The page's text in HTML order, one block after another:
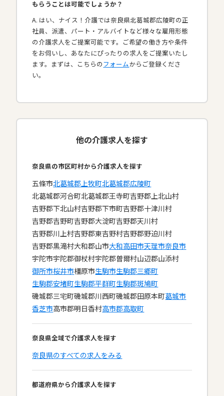
もらうことは可能でしょうか？
A. はい、ナイス！介護では奈良県北葛城郡広陵町の正
社員、派遣、パート・アルバイトなど様々な雇用形態
の介護求人をご提案可能です。ご希望の働き方や条件
をお伺いし、あなたにぴったりの求人をご提案いたし
ます。まずは、こちらのフォームからご登録くださ
い。
他の介護求人を探す
奈良県の市区町村から介護求人を探す
五條市北葛城郡上牧町北葛城郡広陵町
北葛城郡河合町北葛城郡王寺町吉野郡上北山村
吉野郡下北山村吉野郡下市町吉野郡十津川村
吉野郡吉野町吉野郡大淀町吉野郡天川村
吉野郡川上村吉野郡東吉野村吉野郡野迫川村
吉野郡黒滝村大和郡山市大和高田市天理市奈良市
宇陀市宇陀郡御杖村宇陀郡曽爾村山辺郡山添村
御所市桜井市橿原市生駒市生駒郡三郷町
生駒郡安堵町生駒郡平群町生駒郡斑鳩町
磯城郡三宅町磯城郡川西町磯城郡田原本町葛城市
香芝市高市郡明日香村高市郡高取町
奈良県全域で介護求人を探す
奈良県のすべての求人をみる
都道府県から介護求人を探す